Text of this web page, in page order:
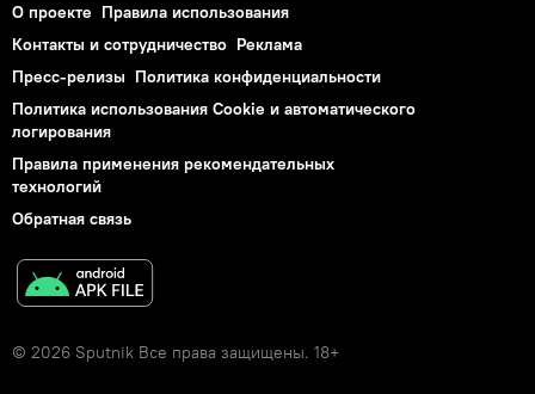
О проекте Правила использования
Контакты и сотрудничество Реклама
Пресс-релизы Политика конфиденциальности
Политика использования Cookie и автоматического
логирования
Правила применения рекомендательных
технологий
Обратная связь
© 2026 Sputnik Все права защищены. 18+